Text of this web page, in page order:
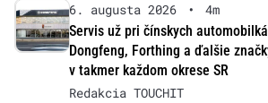
6. augusta 2026 •
4m
Servis už pri čínskych
Dongfeng, Forthing a ďalšie
v takmer každom okrese SR
Redakcia TOUCHIT